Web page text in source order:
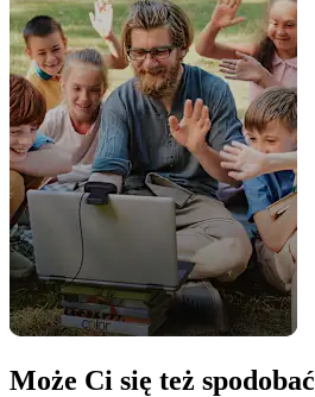
Może Ci się też spodobać